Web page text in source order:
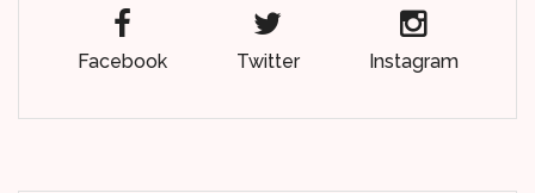
Facebook Twitter Instagram